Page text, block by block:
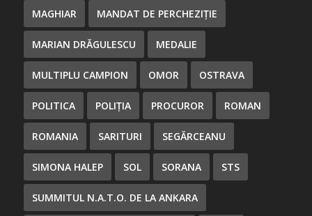
MAGHIAR MANDAT DE PERCHEZIȚIE
MARIAN DRĂGULESCU MEDALIE
MULTIPLU CAMPION OMOR OSTRAVA
POLITICA POLIȚIA PROCUROR ROMAN
ROMANIA SARITURI SEGĂRCEANU
SIMONA HALEP SOL SORANA STS
SUMMITUL N.A.T.O. DE LA ANKARA